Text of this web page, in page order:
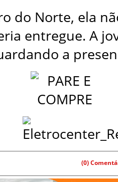
do Norte, ela
entregue. A
a
(0)